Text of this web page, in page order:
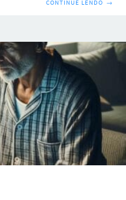
pela
narrativa de
é uma profunda reflexão
CONTINUE LENDO →